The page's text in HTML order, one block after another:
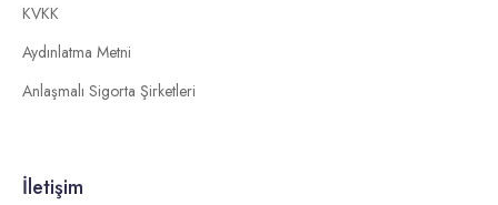
KVKK
Aydınlatma Metni
Anlaşmalı Sigorta Şirketleri
İletişim